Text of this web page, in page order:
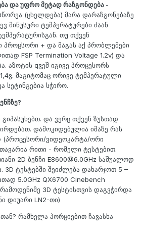
და უფრო მეტად რაზგონდება -
(ცხელდება) მარა დარაზგონებაზე
მინუსური ტემპერატურები ძაან
თუ თქვენ
პროცსორი + და მაგას აქ პრობლემები
FSP Termination Voltage 1.2v) და
აზოტის qვეშ იგივე პროცესორს
მაგიტომაც ორივე ტემპერატული
სეტინგებია სჭირო.
გიპასუხებთ. და ვერც თქვენ ზუსთად
დამოკიდებულია იმაზე რას
(პროცესორი/ვიდეოკარტა/ორი
რითი - რომელი ტესტებით.
2D ბენჩი E8600@6.0GHz საშუალოდ
3D ტესტებში შეიძლება დახარჯოთ 5 –
5.0GHz QX6700 Cinebench
3D ტესტისთვის დაგვჭირდა
დიუარი LN2-თი)
რამხელა პორციებით ჩავასხა